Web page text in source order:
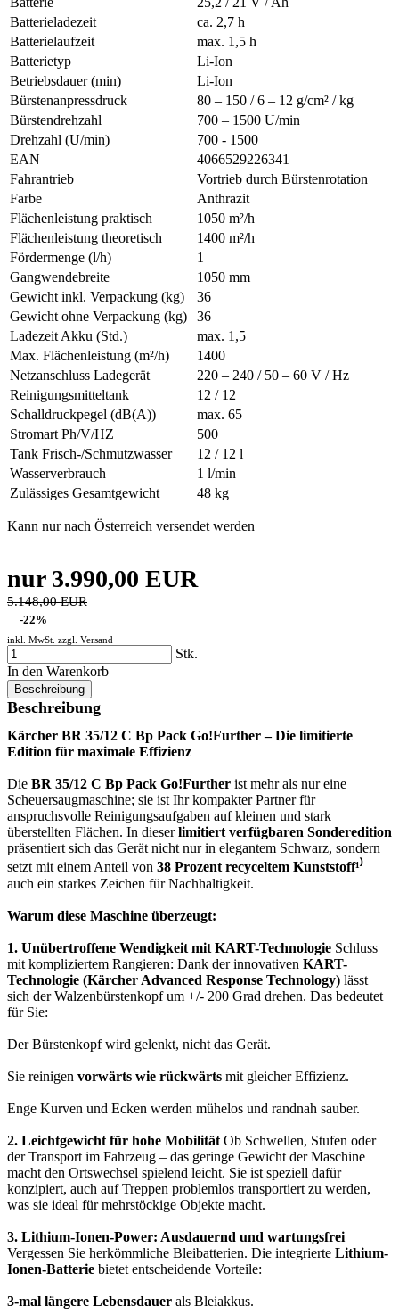
Batterieladezeit
ca. 2,7 h
Batterielaufzeit
max. 1,5 h
Batterietyp
Li-Ion
Betriebsdauer (min)
Li-Ion
Bürstenanpressdruck
80 – 150 / 6 – 12 g/cm² / kg
Bürstendrehzahl
700 – 1500 U/min
Drehzahl (U/min)
700 - 1500
EAN
4066529226341
Fahrantrieb
Vortrieb durch Bürstenrotation
Farbe
Anthrazit
Flächenleistung praktisch
1050 m²/h
Flächenleistung theoretisch
1400 m²/h
Fördermenge (l/h)
1
Gangwendebreite
1050 mm
Gewicht inkl. Verpackung (kg)
36
Gewicht ohne Verpackung (kg)
36
Ladezeit Akku (Std.)
max. 1,5
Max. Flächenleistung (m²/h)
1400
Netzanschluss Ladegerät
220 – 240 / 50 – 60 V / Hz
Reinigungsmitteltank
12 / 12
Schalldruckpegel (dB(A))
max. 65
Stromart Ph/V/HZ
500
Tank Frisch-/Schmutzwasser
12 / 12 l
Wasserverbrauch
1 l/min
Zulässiges Gesamtgewicht
48 kg
Kann nur nach Österreich versendet werden
nur 3.990,00 EUR
5.148,00 EUR
-22%
inkl. MwSt. zzgl. Versand
Stk.
In den Warenkorb
Beschreibung
Beschreibung
Kärcher BR 35/12 C Bp Pack Go!Further – Die limitierte
Edition für maximale Effizienz
Die BR 35/12 C Bp Pack Go!Further ist mehr als nur eine
Scheuersaugmaschine; sie ist Ihr kompakter Partner für
anspruchsvolle Reinigungsaufgaben auf kleinen und stark
überstellten Flächen. In dieserlimitiert verfügbaren Sonderedition
präsentiert sich das Gerät nicht nur in elegantem Schwarz, sondern
setzt mit einem Anteil von 38 Prozent recyceltem Kunststoff¹⁾
auch ein starkes Zeichen für Nachhaltigkeit.
Warum diese Maschine überzeugt:
1. Unübertroffene Wendigkeit mit KART-Technologie Schluss
mit kompliziertem Rangieren: Dank der innovativen KART-
Technologie (Kärcher Advanced Response Technology) lässt
sich der Walzenbürstenkopf um +/- 200 Grad drehen. Das bedeutet
für Sie:
Der Bürstenkopf wird gelenkt, nicht das Gerät.
Sie reinigen vorwärts wie rückwärts mit gleicher Effizienz.
Enge Kurven und Ecken werden mühelos und randnah sauber.
2. Leichtgewicht für hohe Mobilität Ob Schwellen, Stufen oder
der Transport im Fahrzeug – das geringe Gewicht der Maschine
macht den Ortswechsel spielend leicht. Sie ist speziell dafür
konzipiert, auch auf Treppen problemlos transportiert zu werden,
was sie ideal für mehrstöckige Objekte macht.
3. Lithium-Ionen-Power: Ausdauernd und wartungsfrei
Vergessen Sie herkömmliche Bleibatterien. Die integrierte Lithium-
Ionen-Batterie bietet entscheidende Vorteile:
3-mal längere Lebensdauer als Bleiakkus.